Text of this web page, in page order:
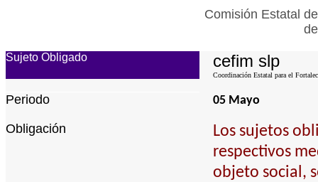
Comisión Estatal
Sujeto Obligado cefim slp
Coordinación Estatal para el
Periodo 05 Mayo
Obligación
Los sujetos
respectivos
objeto social,